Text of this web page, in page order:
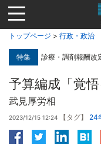
Jump
to
navigation
トップページ > 行政・政治
特集 診療・調剤報酬改
予算編成「覚
武見厚労相
2023/12/15 12:24 【タグ】 24